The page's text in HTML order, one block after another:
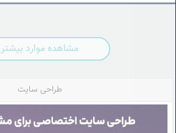
مشاهده موارد بیشتر
طراحی سایت